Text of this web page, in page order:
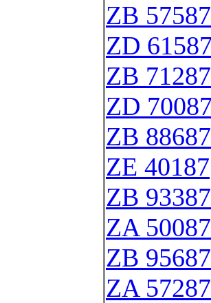
ZB 57587
ZD
ZB 71287
ZD
ZB 88687
ZE 40187
ZB 93387
ZA 50087
ZB 95687
ZA 57287